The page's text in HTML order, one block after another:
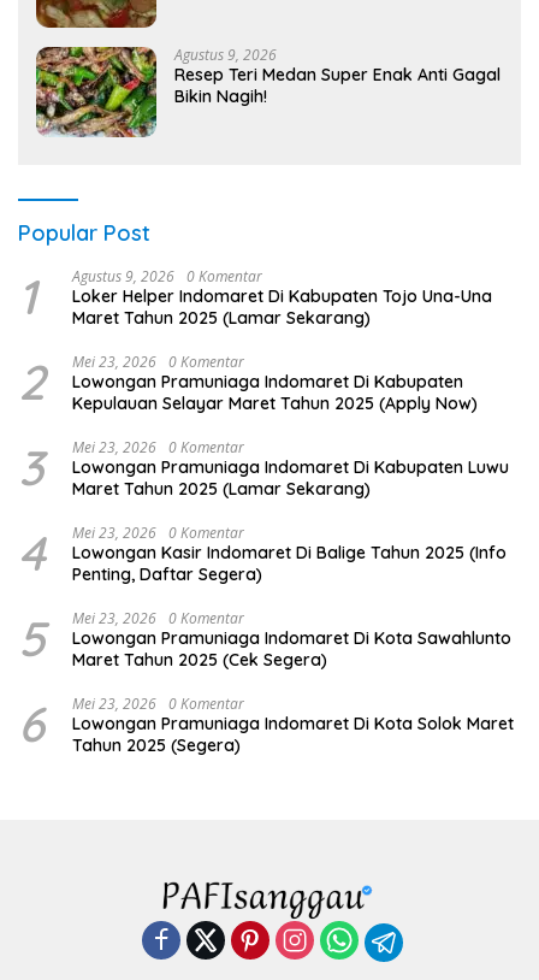
Agustus 9, 2026
Resep Teri Medan Super Enak Anti Gagal
Bikin Nagih!
Popular Post
1 Agustus 9, 2026 0 Komentar
Loker Helper Indomaret Di Kabupaten Tojo Una-Una
Maret Tahun 2025 (Lamar Sekarang)
2 Mei 23, 2026 0 Komentar
Lowongan Pramuniaga Indomaret Di Kabupaten
Kepulauan Selayar Maret Tahun 2025 (Apply Now)
3 Mei 23, 2026 0 Komentar
Lowongan Pramuniaga Indomaret Di Kabupaten Luwu
Maret Tahun 2025 (Lamar Sekarang)
4 Mei 23, 2026 0 Komentar
Lowongan Kasir Indomaret Di Balige Tahun 2025 (Info
Penting, Daftar Segera)
5 Mei 23, 2026 0 Komentar
Lowongan Pramuniaga Indomaret Di Kota Sawahlunto
Maret Tahun 2025 (Cek Segera)
6 Mei 23, 2026 0 Komentar
Lowongan Pramuniaga Indomaret Di Kota Solok Maret
Tahun 2025 (Segera)